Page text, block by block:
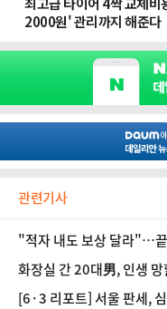
관련기사
"적자 내도 보상 달라"…
화장실 간 20대男, 인생
[6·3 리포트] 서울 판세,